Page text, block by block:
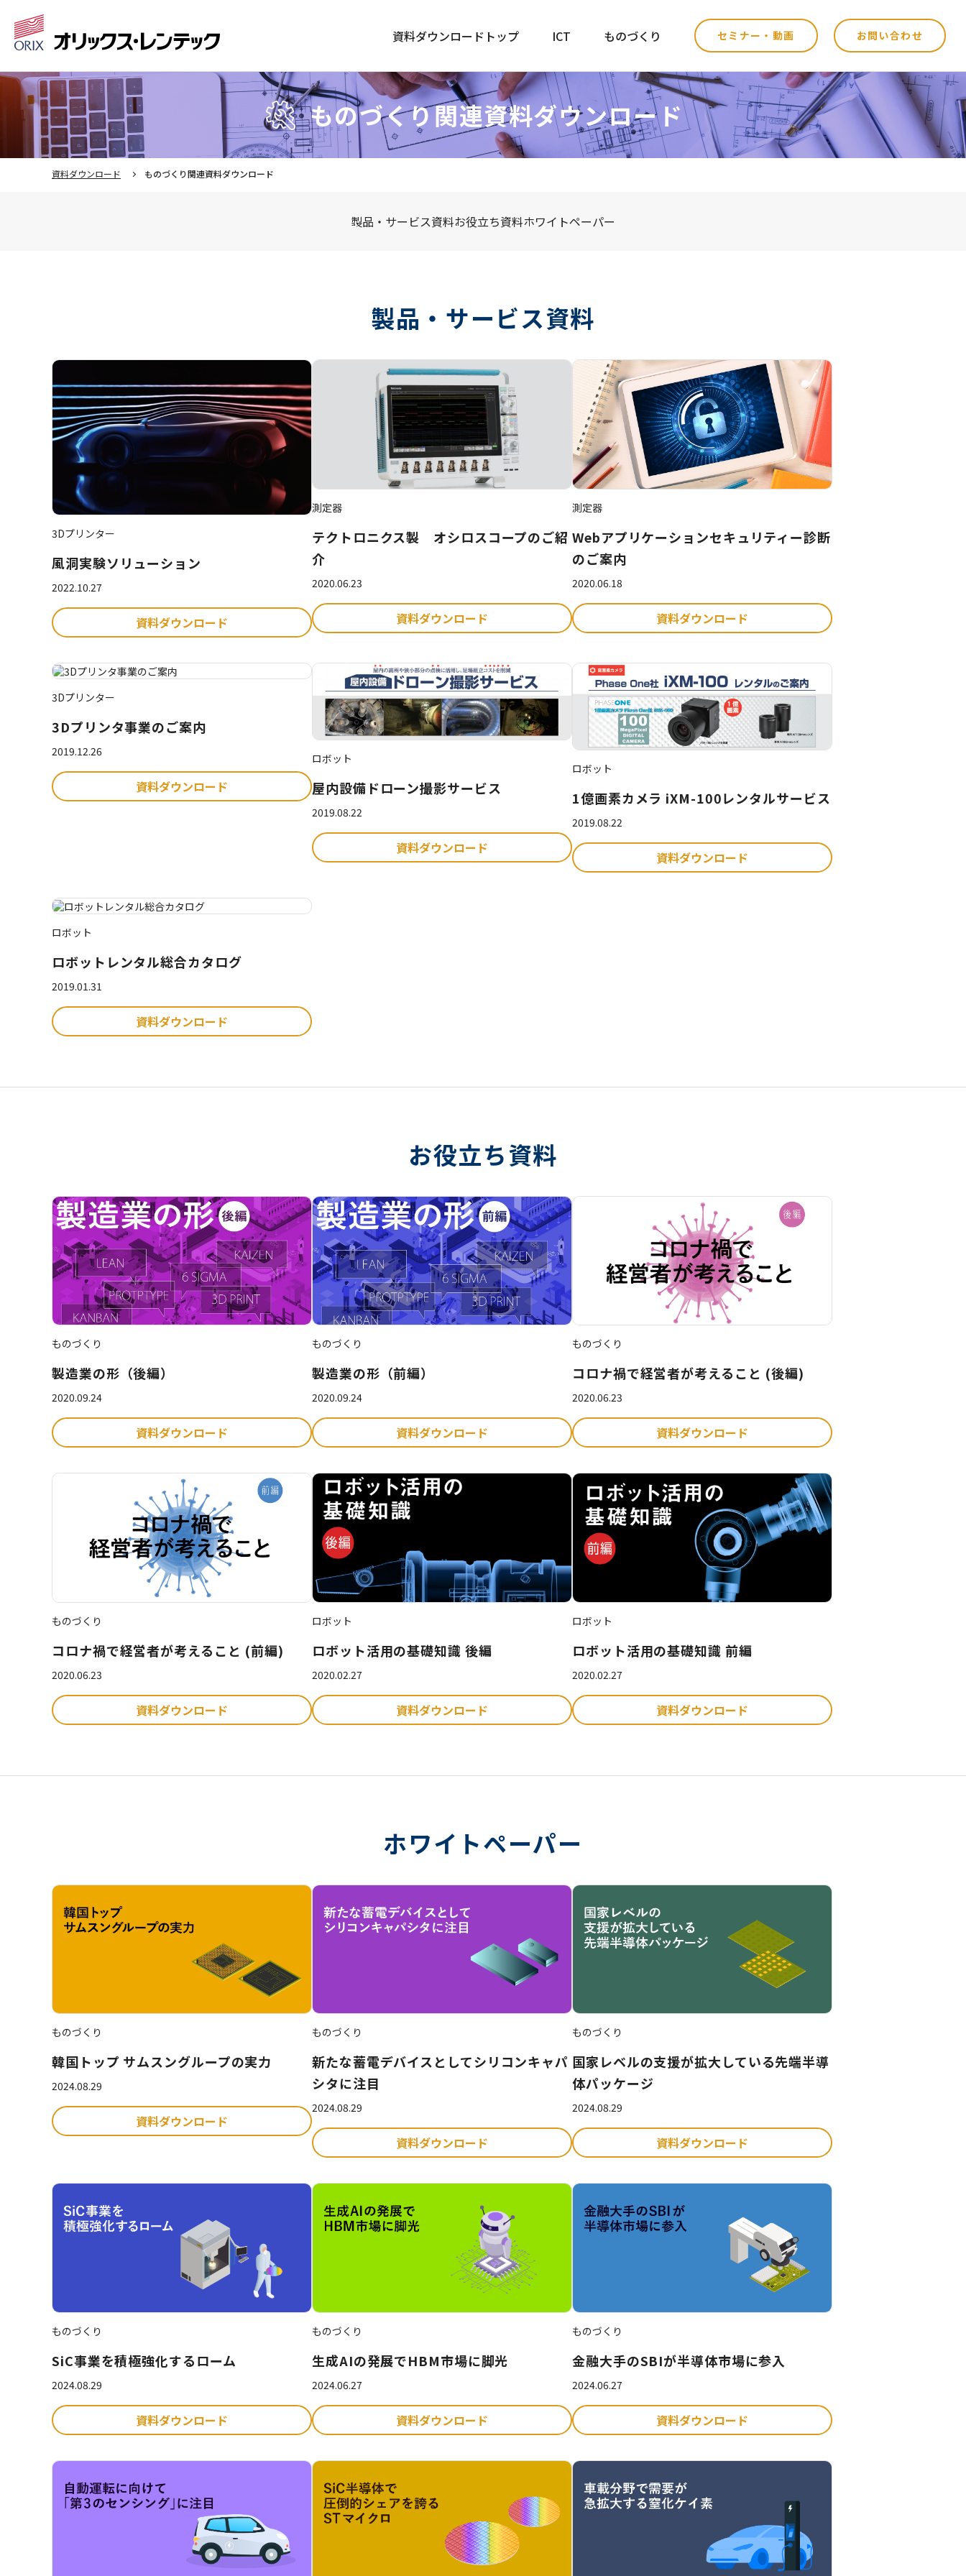
資料ダウンロードトップ ICT ものづくり セミナー・動画 お問い合わせ
ものづくり関連資料ダウンロード
資料ダウンロード ものづくり関連資料ダウンロード
製品・サービス資料お役立ち資料ホワイトペーパー
製品・サービス資料
3Dプリンター
風洞実験ソリューション
2022.10.27
資料ダウンロード
測定器
テクトロニクス製 オシロスコープのご紹
介
2020.06.23
資料ダウンロード
測定器
Webアプリケーションセキュリティー診断
のご案内
2020.06.18
資料ダウンロード
3Dプリンター
3Dプリンタ事業のご案内
2019.12.26
資料ダウンロード
ロボット
屋内設備ドローン撮影サービス
2019.08.22
資料ダウンロード
ロボット
1億画素カメラ iXM-100レンタルサービス
2019.08.22
資料ダウンロード
ロボット
ロボットレンタル総合カタログ
2019.01.31
資料ダウンロード
お役立ち資料
ものづくり
製造業の形（後編）
2020.09.24
資料ダウンロード
ものづくり
製造業の形（前編）
2020.09.24
資料ダウンロード
ものづくり
コロナ禍で経営者が考えること (後編)
2020.06.23
資料ダウンロード
ものづくり
コロナ禍で経営者が考えること (前編)
2020.06.23
資料ダウンロード
ロボット
ロボット活用の基礎知識 後編
2020.02.27
資料ダウンロード
ロボット
ロボット活用の基礎知識 前編
2020.02.27
資料ダウンロード
ホワイトペーパー
ものづくり
韓国トップ サムスングループの実力
2024.08.29
資料ダウンロード
ものづくり
新たな蓄電デバイスとしてシリコンキャパ
シタに注目
2024.08.29
資料ダウンロード
ものづくり
国家レベルの支援が拡大している先端半導
体パッケージ
2024.08.29
資料ダウンロード
ものづくり
SiC事業を積極強化するローム
2024.08.29
資料ダウンロード
ものづくり
生成AIの発展でHBM市場に脚光
2024.06.27
資料ダウンロード
ものづくり
金融大手のSBIが半導体市場に参入
2024.06.27
資料ダウンロード